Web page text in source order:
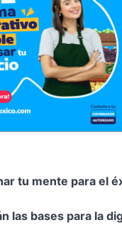
tu mente para el
las bases para la